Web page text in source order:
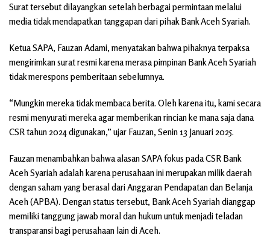
Surat tersebut dilayangkan setelah berbagai permintaan melalui
media tidak mendapatkan tanggapan dari pihak Bank Aceh Syariah.
Ketua SAPA, Fauzan Adami, menyatakan bahwa pihaknya terpaksa
mengirimkan surat resmi karena merasa pimpinan Bank Aceh Syariah
tidak merespons pemberitaan sebelumnya.
“Mungkin mereka tidak membaca berita. Oleh karena itu, kami secara
resmi menyurati mereka agar memberikan rincian ke mana saja dana
CSR tahun 2024 digunakan,” ujar Fauzan, Senin 13 Januari 2025.
Fauzan menambahkan bahwa alasan SAPA fokus pada CSR Bank
Aceh Syariah adalah karena perusahaan ini merupakan milik daerah
dengan saham yang berasal dari Anggaran Pendapatan dan Belanja
Aceh (APBA). Dengan status tersebut, Bank Aceh Syariah dianggap
memiliki tanggung jawab moral dan hukum untuk menjadi teladan
transparansi bagi perusahaan lain di Aceh.